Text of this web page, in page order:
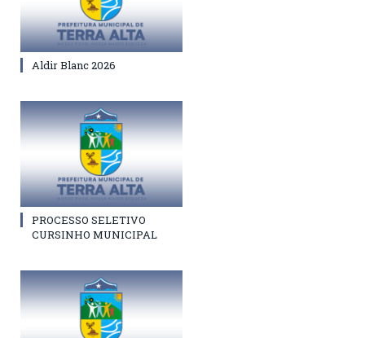
Aldir Blanc 2026
PROCESSO SELETIVO
CURSINHO MUNICIPAL